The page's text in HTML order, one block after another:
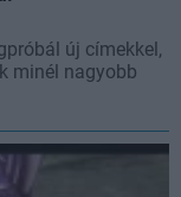
új címekkel,
minél nagyobb